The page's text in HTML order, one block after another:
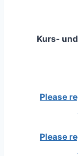
Kurs-
Please
Please